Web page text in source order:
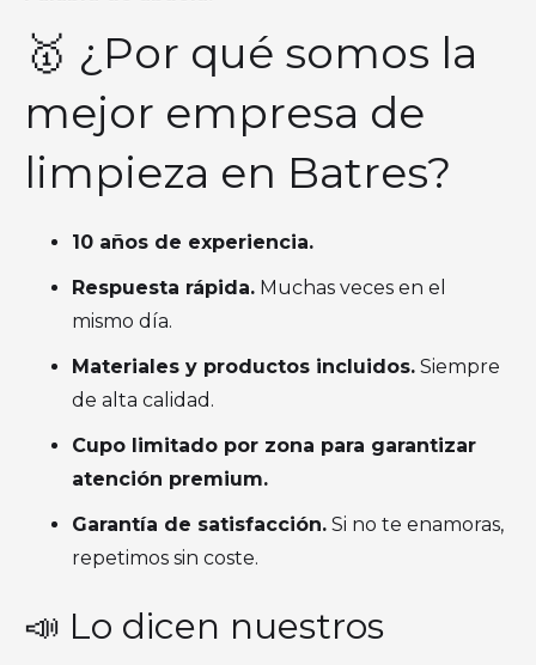
🥇 ¿Por qué somos la
mejor empresa de
limpieza en Batres?
10 años de experiencia.
Respuesta rápida. Muchas veces en el
mismo día.
Materiales y productos incluidos. Siempre
de alta calidad.
Cupo limitado por zona para garantizar
atención premium.
Garantía de satisfacción. Si no te enamoras,
repetimos sin coste.
📣 Lo dicen nuestros